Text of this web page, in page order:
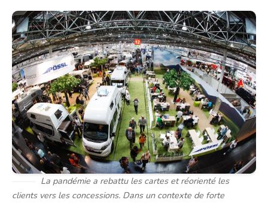
La pandémie a rebattu les cartes et réorienté les
clients vers les concessions. Dans un contexte de forte